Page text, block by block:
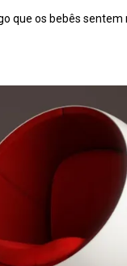
que os bebês sentem